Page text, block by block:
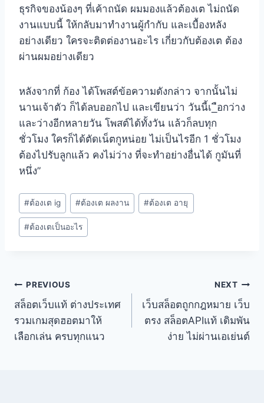
ธุรกิจของน้องๆ ที่เค้าถนัด ผมมองแล้วต้องเต ไม่ถนัด
งานแบบนี้ ให้กลับมาทำงานผู้กำกับ และเบื้องหลัง
อย่างเดียว ใครจะติดต่องานอะไร เกี่ยวกับต้องเต ต้อง
ผ่านผมอย่างเดียว
หลังจากที่ ก้อง ได้โพสต์ข้อความดังกล่าว จากนั้นไม่
นานเจ้าตัว ก็ได้ลบออกไป และเขียนว่า วันนี้เ_ือกว่าง
และว่างอีกหลายวัน โพสต์ได้ทั้งวัน แล้วก็ลบทุก
ชั่วโมง ใครก็ได้ตัดเน็ตกูหน่อย ไม่เป็นไรอีก 1 ชั่วโมง
ต้องไปรับลูกแล้ว คงไม่ว่าง ที่จะทำอย่างอื่นได้ กูมันที่
หนึ่ง”
#ต้องเต ig #ต้องเต ผลงาน #ต้องเต อายุ
#ต้องเตเป็นอะไร
PREVIOUS
สล็อตเว็บแท้ ต่างประเทศ
รวมเกมสุดฮอตมาให้
เลือกเล่น ครบทุกแนว
NEXT
เว็บสล็อตถูกกฎหมาย เว็บ
ตรง สล็อตAPIแท้ เดิมพัน
ง่าย ไม่ผ่านเอเย่นต์